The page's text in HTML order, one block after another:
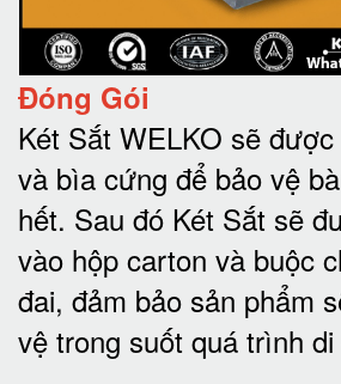
Đóng Gói
Két Sắt WELKO sẽ
và bìa cứng để bảo vệ
hết. Sau đó Két Sắt sẽ
vào hộp carton và buộc
đai, đảm bảo sản phẩm
vệ trong suốt quá trình